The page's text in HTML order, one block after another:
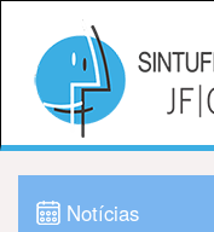
Notícias